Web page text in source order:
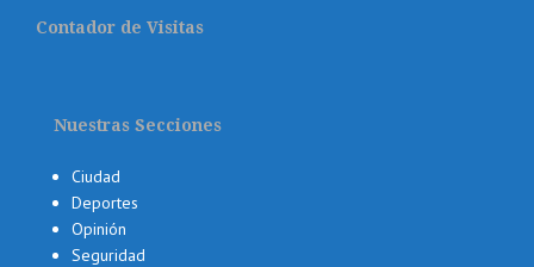
Contador de Visitas
Nuestras Secciones
Ciudad
Deportes
Opinión
Seguridad